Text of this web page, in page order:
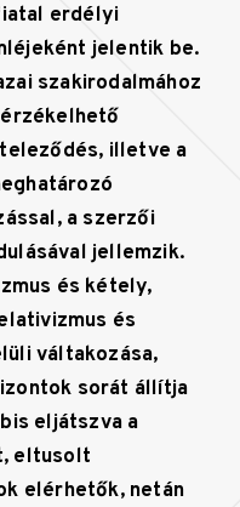
erdélyi
jelentik be.
szakirodalmához
illetve a
a szerzői
jellemzik.
és kétely,
és
váltakozása,
sorát állítja
eljátszva a
eltusolt
elérhetők, netán